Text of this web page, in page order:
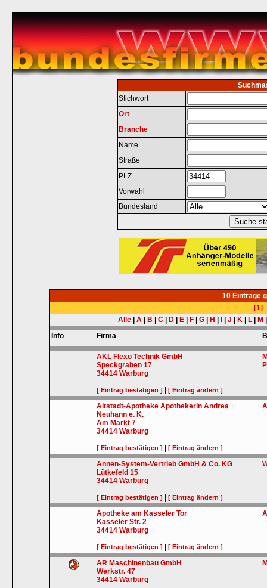
Stichwort
Ort
Branche
Name
Straße
PLZ
Vorwahl
Bundesland
10 Einträge
[1]
Alle
A B C D E F G H J K L M
Info
Firma
AKL Flexo Technik GmbH
Speckgraben 17
34414 Warburg
[ Eintrag bestätigen ] |[ Eintrag ändern ]
Altstadt-Apotheke Apothekerin Andrea
Neuhann e. K.
Am Markt 7
34414 Warburg
[ Eintrag bestätigen ] |[ Eintrag ändern ]
Annen-System-Vertrieb GmbH & Co. KG
Lütkefeld 15
34414 Warburg
[ Eintrag bestätigen ] |[ Eintrag ändern ]
Apotheke am Kasseler Tor
Kasseler Str. 2
34414 Warburg
[ Eintrag bestätigen ] |[ Eintrag ändern ]
AR Maschinenbau GmbH
Werkstr. 47
34414 Warburg